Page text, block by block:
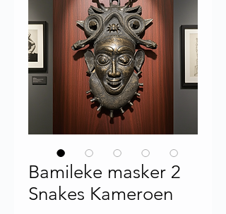
Bamileke masker 2
Snakes Kameroen